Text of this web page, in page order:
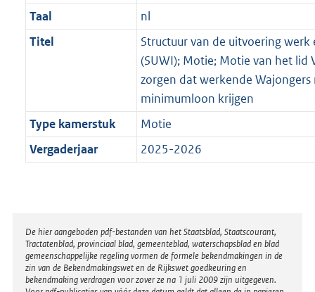
Taal
nl
Titel
Structuur van de uitvoering
(SUWI); Motie; Motie van het lid
zorgen dat werkende
minimumloon krijgen
Type kamerstuk
Motie
Vergaderjaar
2025-2026
Disclaimer
De hier aangeboden pdf-bestanden van het Staatsblad, Staatscourant,
Tractatenblad, provinciaal blad, gemeenteblad, waterschapsblad en blad
gemeenschappelijke regeling vormen de formele bekendmakingen in de
zin van de Bekendmakingswet en de Rijkswet goedkeuring en
bekendmaking verdragen voor zover ze na 1 juli 2009 zijn uitgegeven.